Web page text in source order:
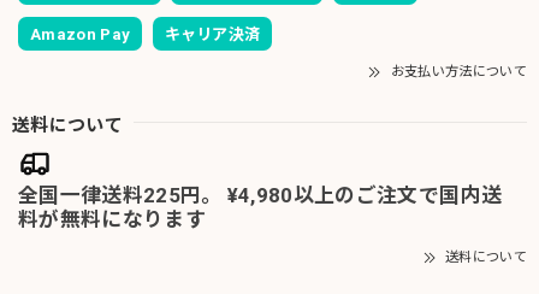
Amazon Pay キャリア決済
お支払い方法について
送料について
全国一律送料225円。 ¥4,980以上のご注文で国内送
料が無料になります
送料について